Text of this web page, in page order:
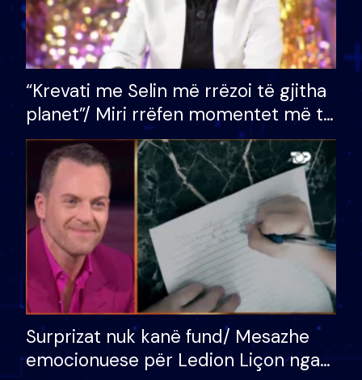
“Krevati me Selin më rrëzoi të gjitha
planet”/ Miri rrëfen momentet më të
bukura në shtëpinë e BB VIP: Do më
mungojë zilja e mëngjesit kur…
Surprizat nuk kanë fund/ Mesazhe
emocionuese për Ledion Liçon nga